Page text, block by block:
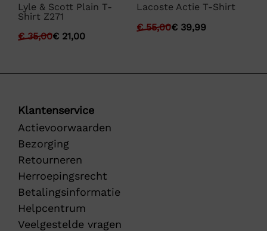
Lyle & Scott Plain T-
Shirt Z271
€35,00€ 21,00
Lacoste Actie T-Shirt
€55,00€ 39,99
Klantenservice
Actievoorwaarden
Bezorging
Retourneren
Herroepingsrecht
Betalingsinformatie
Helpcentrum
Veelgestelde vragen